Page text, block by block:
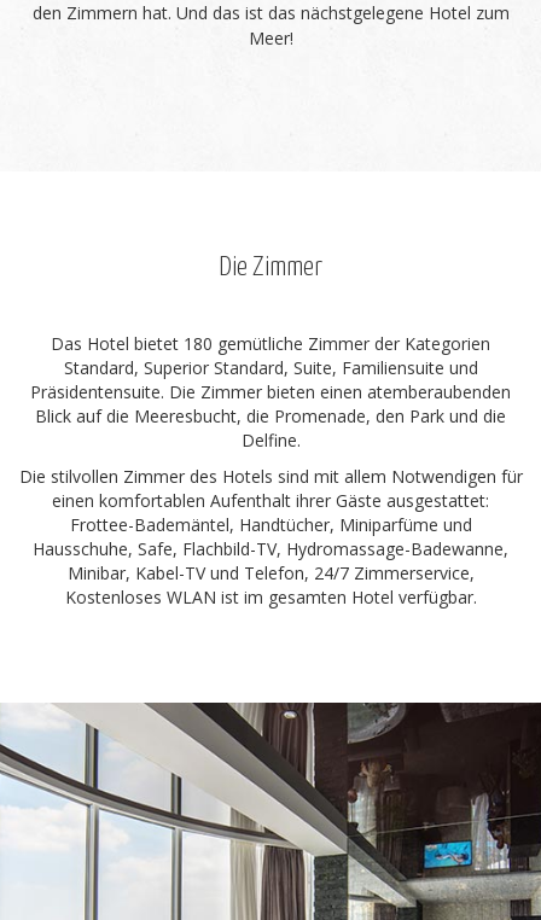
den Zimmern hat. Und das ist das nächstgelegene Hotel zum
Meer!
Die Zimmer
Das Hotel bietet 180 gemütliche Zimmer der Kategorien
Standard, Superior Standard, Suite, Familiensuite und
Präsidentensuite. Die Zimmer bieten einen atemberaubenden
Blick auf die Meeresbucht, die Promenade, den Park und die
Delfine.
Die stilvollen Zimmer des Hotels sind mit allem Notwendigen für
einen komfortablen Aufenthalt ihrer Gäste ausgestattet:
Frottee-Bademäntel, Handtücher, Miniparfüme und
Hausschuhe, Safe, Flachbild-TV, Hydromassage-Badewanne,
Minibar, Kabel-TV und Telefon, 24/7 Zimmerservice,
Kostenloses WLAN ist im gesamten Hotel verfügbar.